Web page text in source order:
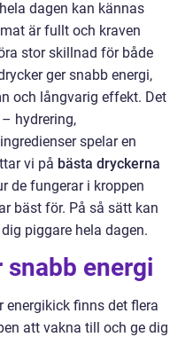
dagen kan kännas
är fullt och kraven
stor skillnad för både
ger snabb energi,
och långvarig effekt. Det
hydrering,
spelar en
vi på bästa dryckerna
de fungerar i kroppen
bäst för. På så sätt kan
piggare hela dagen.
snabb energi
energikick finns det flera
att vakna till och ge dig